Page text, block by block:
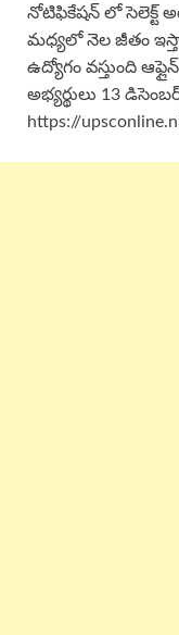
నోటిఫికేషన్ లో సెలెక్ట్
మధ్యలో నెల జీతం
ఉద్యోగం వస్తుంది
అభ్యర్థులు 13
https://